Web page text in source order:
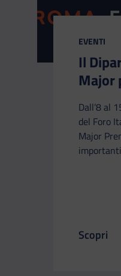
CATEGORIA:
EVENTI
Il
Major
Dall’8 al
del Foro
Major
Il link ti
Scopri